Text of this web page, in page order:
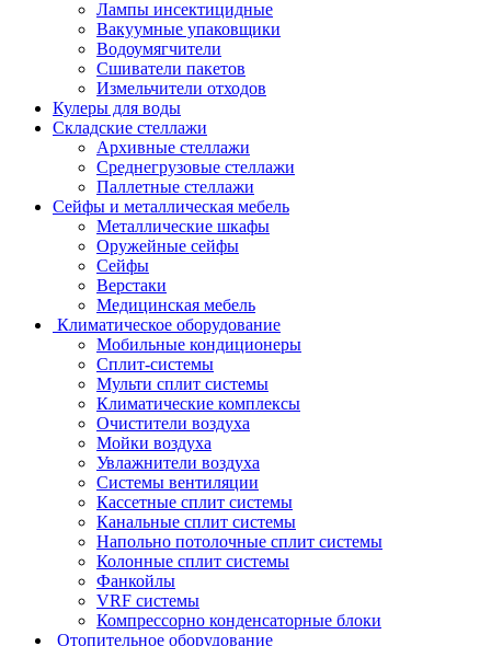
Лампы инсектицидные
Вакуумные упаковщики
Водоумягчители
Сшиватели пакетов
Измельчители отходов
Кулеры для воды
Складские стеллажи
Архивные стеллажи
Среднегрузовые стеллажи
Паллетные стеллажи
Сейфы и металлическая мебель
Металлические шкафы
Оружейные сейфы
Сейфы
Верстаки
Медицинская мебель
Климатическое оборудование
Мобильные кондиционеры
Сплит-системы
Мульти сплит системы
Климатические комплексы
Очистители воздуха
Мойки воздуха
Увлажнители воздуха
Системы вентиляции
Кассетные сплит системы
Канальные сплит системы
Напольно потолочные сплит системы
Колонные сплит системы
Фанкойлы
VRF системы
Компрессорно конденсаторные блоки
Отопительное оборудование